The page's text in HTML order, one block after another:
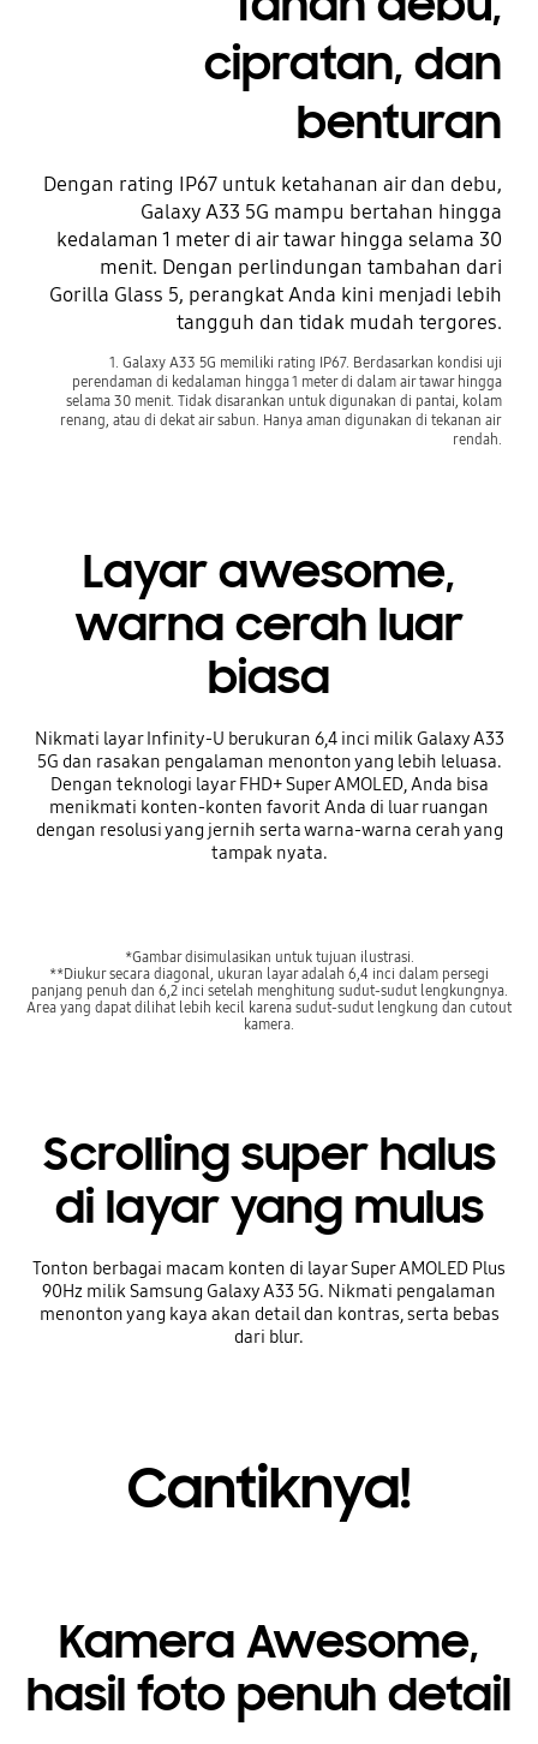
cipratan, dan
benturan
Dengan rating IP67 untuk ketahanan air dan debu,
Galaxy A33 5G mampu bertahan hingga
kedalaman 1 meter di air tawar hingga selama 30
menit. Dengan perlindungan tambahan dari
Gorilla Glass 5, perangkat Anda kini menjadi lebih
tangguh dan tidak mudah tergores.
1. Galaxy A33 5G memiliki rating IP67. Berdasarkan kondisi uji
perendaman di kedalaman hingga 1 meter di dalam air tawar hingga
selama 30 menit. Tidak disarankan untuk digunakan di pantai, kolam
renang, atau di dekat air sabun. Hanya aman digunakan di tekanan air
rendah.
Layar awesome,
warna cerah luar
biasa
Nikmati layar Infinity-U berukuran 6,4 inci milik Galaxy A33
5G dan rasakan pengalaman menonton yang lebih leluasa.
Dengan teknologi layar FHD+ Super AMOLED, Anda bisa
menikmati konten-konten favorit Anda di luar ruangan
dengan resolusi yang jernih serta warna-warna cerah yang
tampak nyata.
*Gambar disimulasikan untuk tujuan ilustrasi.
**Diukur secara diagonal, ukuran layar adalah 6,4 inci dalam persegi
panjang penuh dan 6,2 inci setelah menghitung sudut-sudut lengkungnya.
Area yang dapat dilihat lebih kecil karena sudut-sudut lengkung dan cutout
kamera.
Scrolling super halus
di layar yang mulus
Tonton berbagai macam konten di layar Super AMOLED Plus
90Hz milik Samsung Galaxy A33 5G. Nikmati pengalaman
menonton yang kaya akan detail dan kontras, serta bebas
dari blur.
Cantiknya!
Kamera Awesome,
hasil foto penuh detail